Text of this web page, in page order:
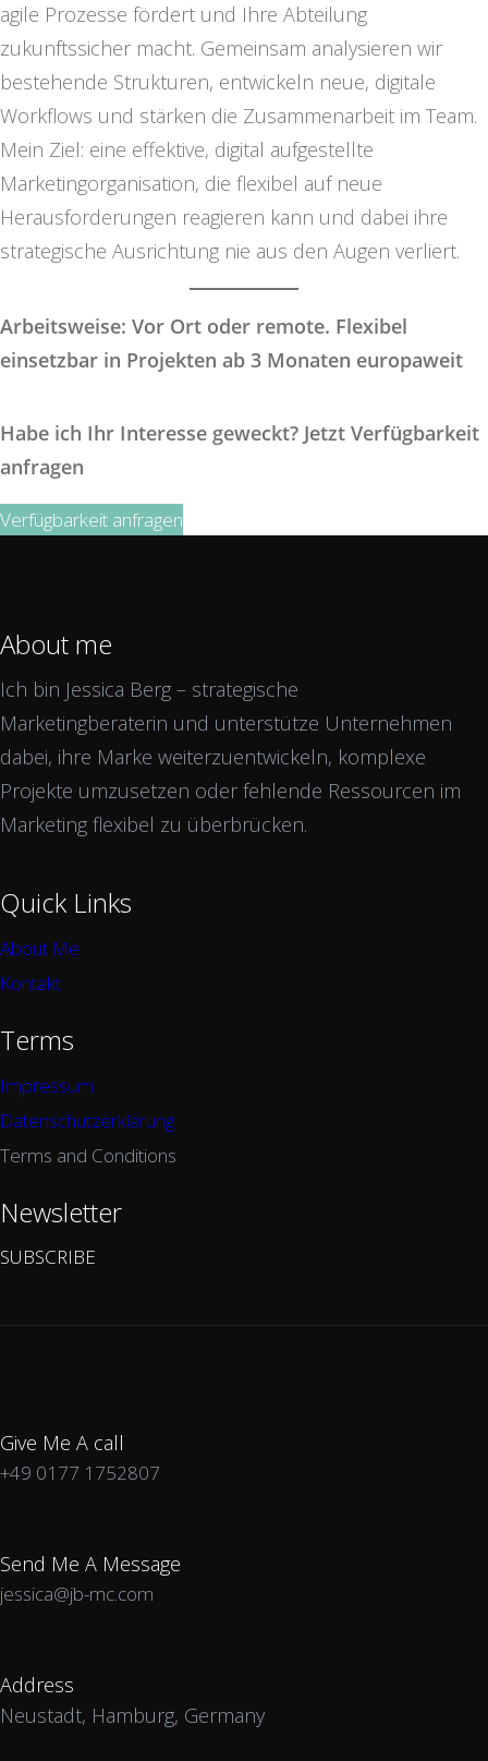
agile Prozesse fördert und Ihre Abteilung
zukunftssicher macht. Gemeinsam analysieren wir
bestehende Strukturen, entwickeln neue, digitale
Workflows und stärken die Zusammenarbeit im Team.
Mein Ziel: eine effektive, digital aufgestellte
Marketingorganisation, die flexibel auf neue
Herausforderungen reagieren kann und dabei ihre
strategische Ausrichtung nie aus den Augen verliert.
Arbeitsweise: Vor Ort oder remote. Flexibel
einsetzbar in Projekten ab 3 Monaten europaweit
Habe ich Ihr Interesse geweckt? Jetzt Verfügbarkeit
anfragen
Verfügbarkeit anfragen
About me
Ich bin Jessica Berg – strategische
Marketingberaterin und unterstütze Unternehmen
dabei, ihre Marke weiterzuentwickeln, komplexe
Projekte umzusetzen oder fehlende Ressourcen im
Marketing flexibel zu überbrücken.
Quick Links
About Me
Kontakt
Terms
Impressum
Datenschutzerklärung
Terms and Conditions
Newsletter
SUBSCRIBE
Give Me A call
+49 0177 1752807
Send Me A Message
jessica@jb-mc.com
Address
Neustadt, Hamburg, Germany